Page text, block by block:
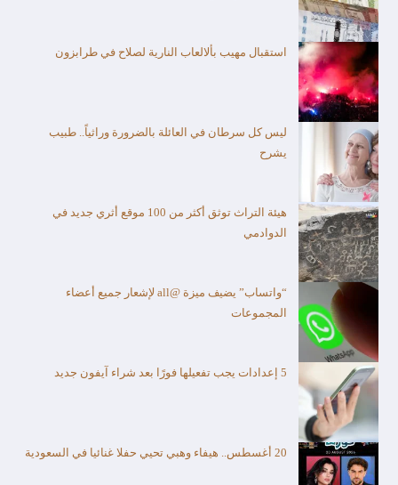
استقبال مهيب بألالعاب النارية لصلاح في طرابزون
ليس كل سرطان في العائلة بالضرورة وراثياً.. طبيب
يشرح
هيئة التراث توثق أكثر من 100 موقع أثري جديد في
الدوادمي
“واتساب” يضيف ميزة @all لإشعار جميع أعضاء
المجموعات
5 إعدادات يجب تفعيلها فورًا بعد شراء آيفون جديد
20 أغسطس.. هيفاء وهبي تحيي حفلا غنائيا في السعودية